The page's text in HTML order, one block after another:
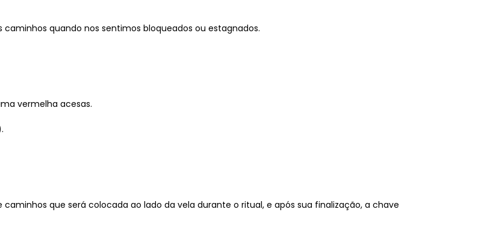
quando nos sentimos bloqueados ou estagnados.
vermelha acesas.
que será colocada ao lado da vela durante o ritual, e após sua finalização, a chave